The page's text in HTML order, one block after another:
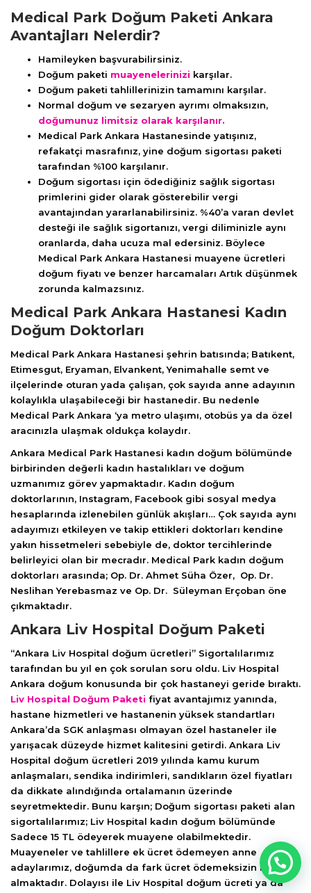
Medical Park Doğum Paketi Ankara
Avantajları Nelerdir?
Hamileyken başvurabilirsiniz.
Doğum paketi muayenelerinizi karşılar.
Doğum paketi tahlillerinizin tamamını karşılar.
Normal doğum ve sezaryen ayrımı olmaksızın,
doğumunuz limitsiz olarak karşılanır.
Medical Park Ankara Hastanesinde yatışınız,
refakatçi masrafınız, yine doğum sigortası paketi
tarafından %100 karşılanır.
Doğum sigortası için ödediğiniz sağlık sigortası
primlerini gider olarak gösterebilir vergi
avantajından yararlanabilirsiniz. %40’a varan devlet
desteği ile sağlık sigortanızı, vergi diliminizle aynı
oranlarda, daha ucuza mal edersiniz. Böylece
Medical Park Ankara Hastanesi muayene ücretleri
doğum fiyatı ve benzer harcamaları Artık düşünmek
zorunda kalmazsınız.
Medical Park Ankara Hastanesi Kadın
Doğum Doktorları
Medical Park Ankara Hastanesi şehrin batısında; Batıkent,
Etimesgut, Eryaman, Elvankent, Yenimahalle semt ve
ilçelerinde oturan yada çalışan, çok sayıda anne adayının
kolaylıkla ulaşabileceği bir hastanedir. Bu nedenle
Medical Park Ankara ‘ya metro ulaşımı, otobüs ya da özel
aracınızla ulaşmak oldukça kolaydır.
Ankara Medical Park Hastanesi kadın doğum bölümünde
birbirinden değerli kadın hastalıkları ve doğum
uzmanımız görev yapmaktadır. Kadın doğum
doktorlarının, Instagram, Facebook gibi sosyal medya
hesaplarında izlenebilen günlük akışları… Çok sayıda aynı
adayımızı etkileyen ve takip ettikleri doktorları kendine
yakın hissetmeleri sebebiyle de, doktor tercihlerinde
belirleyici olan bir mecradır. Medical Park kadın doğum
doktorları arasında; Op. Dr. Ahmet Süha Özer, Op. Dr.
Neslihan Yerebasmaz ve Op. Dr. Süleyman Erçoban öne
çıkmaktadır.
Ankara Liv Hospital Doğum Paketi
“Ankara Liv Hospital doğum ücretleri” Sigortalılarımız
tarafından bu yıl en çok sorulan soru oldu. Liv Hospital
Ankara doğum konusunda bir çok hastaneyi geride bıraktı.
Liv Hospital Doğum Paketi fiyat avantajımız yanında,
hastane hizmetleri ve hastanenin yüksek standartları
Ankara’da SGK anlaşması olmayan özel hastaneler ile
yarışacak düzeyde hizmet kalitesini getirdi. Ankara Liv
Hospital doğum ücretleri 2019 yılında kamu kurum
anlaşmaları, sendika indirimleri, sandıkların özel fiyatları
da dikkate alındığında ortalamanın üzerinde
seyretmektedir. Bunu karşın; Doğum sigortası paketi alan
sigortalılarımız; Liv Hospital kadın doğum bölümünde
Sadece 15 TL ödeyerek muayene olabilmektedir.
Muayeneler ve tahlillere ek ücret ödemeyen anne
adaylarımız, doğumda da fark ücret ödemeksizin hizmet
almaktadır. Dolayısı ile Liv Hospital doğum ücreti ya da